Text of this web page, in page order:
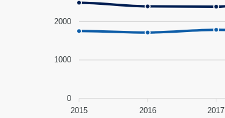
2000
1000
0
2015
2016 2017